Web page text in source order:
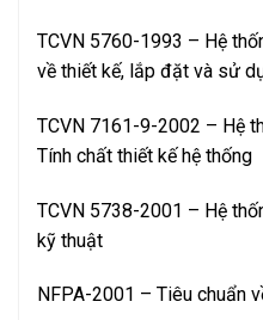
TCVN 5760-1993 – Hệ
về thiết kế, lắp đặt và sử
TCVN 7161-9-2002 – Hệ
Tính chất thiết kế hệ thống
TCVN 5738-2001 – Hệ
kỹ thuật
NFPA-2001 – Tiêu chuẩn